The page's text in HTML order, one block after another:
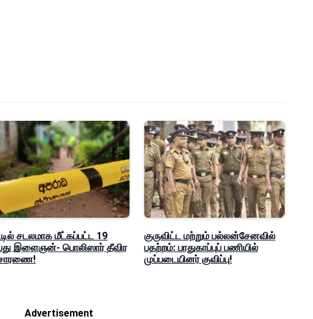
சடலமாக மீட்கப்பட்ட 19
இளைஞன்- பொலிஸார் தீவிர
குருவிட்ட மற்றும் பல்லன்சேனவில்
பதற்றம்: பாதுகாப்புப் பணியில்
முப்படையினர் குவிப்பு!
Advertisement